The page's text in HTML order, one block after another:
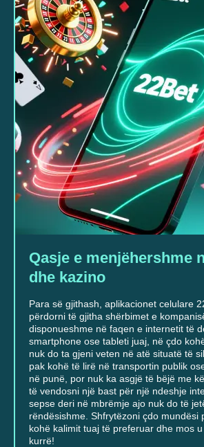
Qasje e menjëhershme
dhe kazino
Para së gjithash, aplikacionet celulare
përdorni të gjitha shërbimet e
disponueshme në faqen e internetit të
smartphone ose tableti juaj, në çdo
nuk do ta gjeni veten në atë situatë të
pak kohë të lirë në transportin publik
në punë, por nuk ka asgjë të bëjë me
të vendosni një bast për një ndeshje
sepse deri në mbrëmje ajo nuk do të
rëndësishme. Shfrytëzoni çdo mundësi
kohë kalimit tuaj të preferuar dhe mos
kurrë!